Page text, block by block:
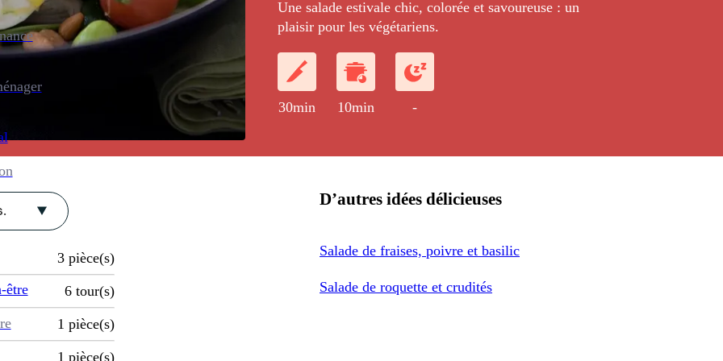
être
Une salade estivale chic, colorée et savoureuse : un
plaisir pour les végétariens.
30min 10min -
3 pièce(s)
6 tour(s)
1 pièce(s)
1 pièce(s)
D’autres idées délicieuses
Salade de fraises, poivre et basilic
Salade de roquette et crudités